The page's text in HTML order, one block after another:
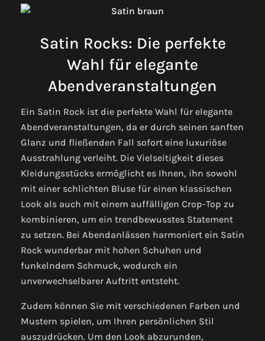
Satin Rocks: Die perfekte
Wahl für elegante
Abendveranstaltungen
Ein Satin Rock ist die perfekte Wahl für elegante
Abendveranstaltungen, da er durch seinen sanften
Glanz und fließenden Fall sofort eine luxuriöse
Ausstrahlung verleiht. Die Vielseitigkeit dieses
Kleidungsstücks ermöglicht es Ihnen, ihn sowohl
mit einer schlichten Bluse für einen klassischen
Look als auch mit einem auffälligen Crop-Top zu
kombinieren, um ein trendbewusstes Statement
zu setzen. Bei Abendanlässen harmoniert ein Satin
Rock wunderbar mit hohen Schuhen und
funkelndem Schmuck, wodurch ein
unverwechselbarer Auftritt entsteht.
Zudem können Sie mit verschiedenen Farben und
Mustern spielen, um Ihren persönlichen Stil
auszudrücken. Um den Look abzurunden,